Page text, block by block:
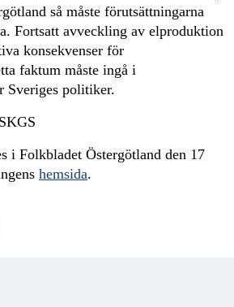
så måste förutsättningarna
Fortsatt avveckling av elproduktion
konsekvenser för
faktum måste ingå i
Sveriges politiker.
i Folkbladet Östergötland den 17
hemsida.